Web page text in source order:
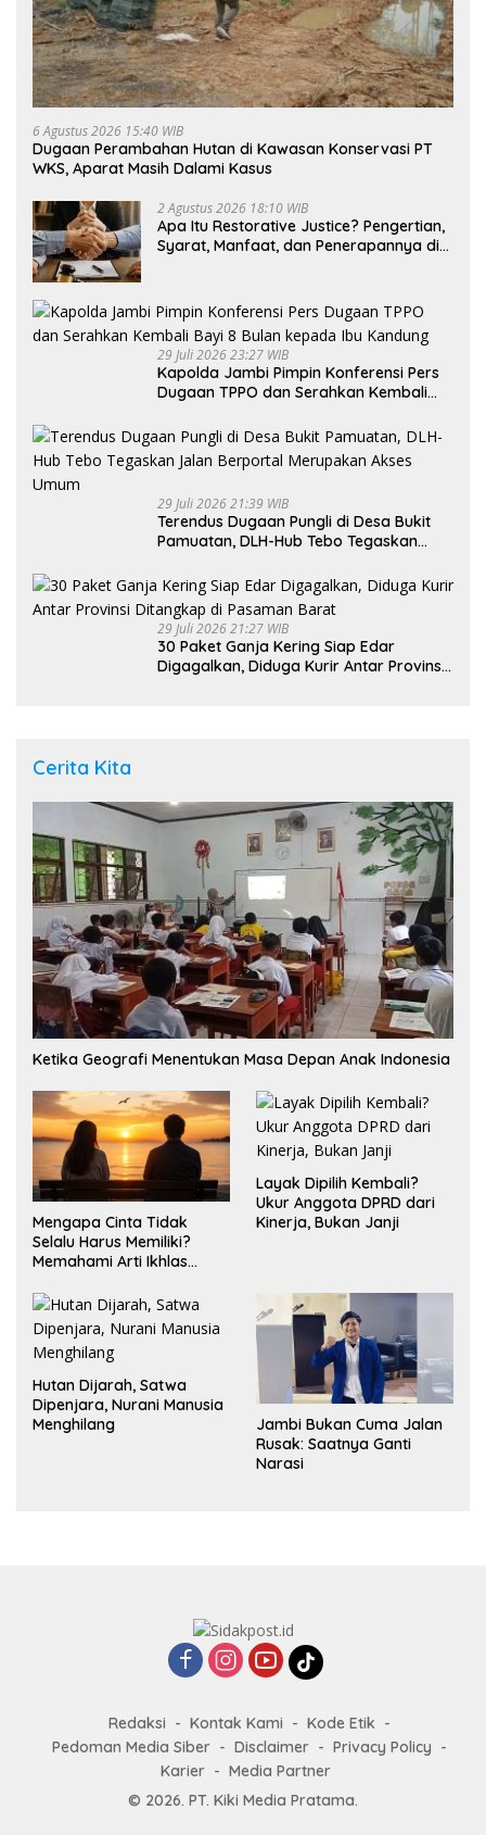
6 Agustus 2026 15:40 WIB
Dugaan Perambahan Hutan di Kawasan Konservasi PT
WKS, Aparat Masih Dalami Kasus
2 Agustus 2026 18:10 WIB
Apa Itu Restorative Justice? Pengertian,
Syarat, Manfaat, dan Penerapannya di
29 Juli 2026 23:27 WIB
Kapolda Jambi Pimpin Konferensi Pers
Dugaan TPPO dan Serahkan Kembali
29 Juli 2026 21:39 WIB
Terendus Dugaan Pungli di Desa Bukit
Pamuatan, DLH-Hub Tebo Tegaskan
Umum
29 Juli 2026 21:27 WIB
30 Paket Ganja Kering Siap Edar
Digagalkan, Diduga Kurir Antar Provinsi
Cerita Kita
Ketika Geografi Menentukan Masa Depan Anak Indonesia
Mengapa Cinta Tidak
Selalu Harus Memiliki?
Memahami Arti Ikhlas
Layak Dipilih Kembali?
Ukur Anggota DPRD dari
Kinerja, Bukan Janji
Hutan Dijarah, Satwa
Dipenjara, Nurani Manusia
Menghilang
Jambi Bukan Cuma Jalan
Rusak: Saatnya Ganti
Narasi
Redaksi Kontak Kami
Kode Etik
Pedoman Media Siber
Disclaimer
Privacy Policy
Karier
Media Partner
© 2026. PT. Kiki Media Pratama.